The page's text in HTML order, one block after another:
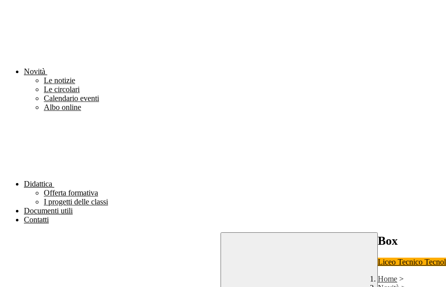
Novità
Le notizie
Le circolari
Calendario eventi
Albo online
Didattica
Offerta formativa
I progetti delle classi
Documenti utili
Contatti
Box
Liceo Tecnico
Home >